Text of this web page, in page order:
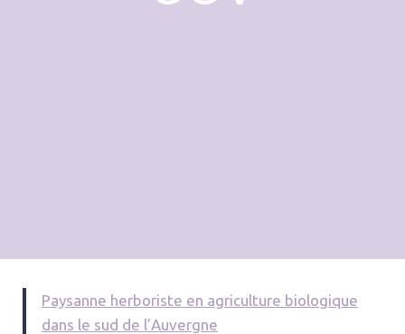
Paysanne herboriste en agriculture biologique
dans le sud de l’Auvergne